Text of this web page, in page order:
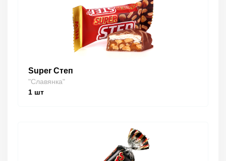
Super Степ
"Славянка"
1 шт